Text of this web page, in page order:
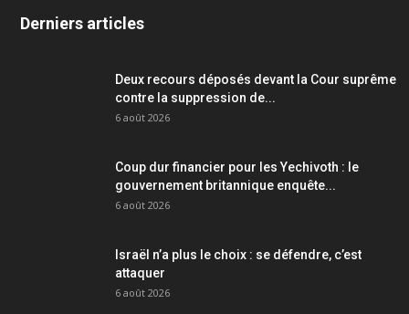
Derniers articles
Deux recours déposés devant la Cour suprême
contre la suppression de...
6 août 2026
Coup dur financier pour les Yechivoth : le
gouvernement britannique enquête...
6 août 2026
Israël n’a plus le choix : se défendre, c’est
attaquer
6 août 2026